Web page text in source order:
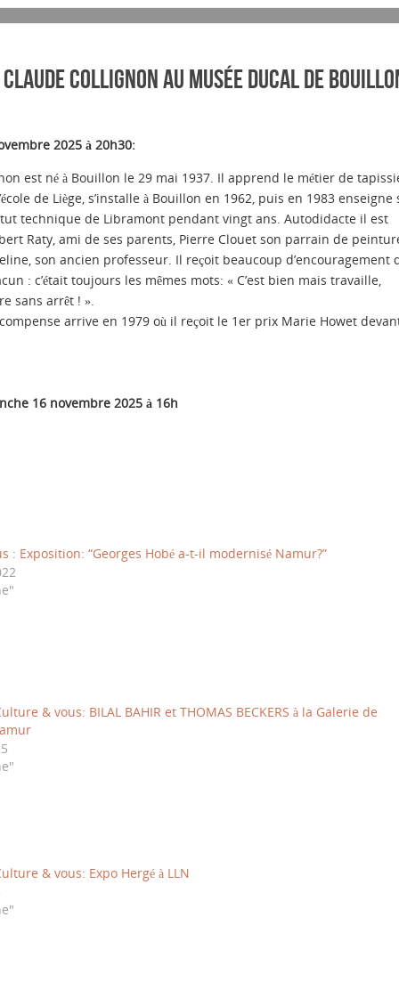
Collignon au musée ducal de
2025 à 20h30:
est né à Bouillon le 29 mai 1937. Il apprend le métier de
de Liège, s’installe à Bouillon en 1962, puis en 1983 enseigne
technique de Libramont pendant vingt ans. Autodidacte il est
Raty, ami de ses parents, Pierre Clouet son parrain de
son ancien professeur. Il reçoit beaucoup d’encouragement
: c’était toujours les mêmes mots: « C’est bien mais travaille,
sans arrêt ! ».
arrive en 1979 où il reçoit le 1er prix Marie Howet
16 novembre 2025 à 16h
: Exposition: “Georges Hobé a-t-il modernisé Namur?”
& vous: BILAL BAHIR et THOMAS BECKERS à la Galerie de
& vous: Expo Hergé à LLN